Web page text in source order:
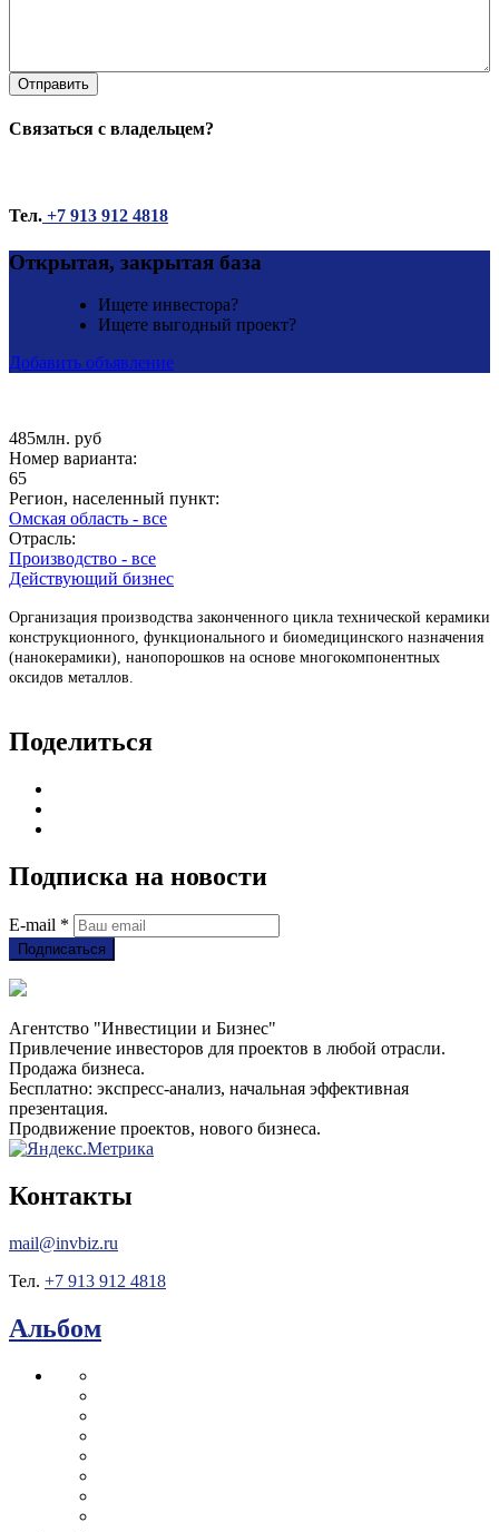
Отправить
Связаться с владельцем?
Тел. +7 913 912 4818
Открытая, закрытая база
Ищете инвестора?
Ищете выгодный проект?
Добавить объявление
485млн. руб
Номер варианта:
65
Регион, населенный пункт:
Омская область - все
Отрасль:
Производство - все
Действующий бизнес
Организация производства законченного цикла технической керамики
конструкционного, функционального и биомедицинского назначения
(нанокерамики), нанопорошков на основе многокомпонентных
оксидов металлов.
Поделиться
Подписка на новости
E-mail *
Подписаться
Агентство "Инвестиции и Бизнес"
Привлечение инвесторов для проектов в любой отрасли.
Продажа бизнеса.
Бесплатно: экспресс-анализ, начальная эффективная
презентация.
Продвижение проектов, нового бизнеса.
Контакты
mail@invbiz.ru
Тел. +7 913 912 4818
Альбом